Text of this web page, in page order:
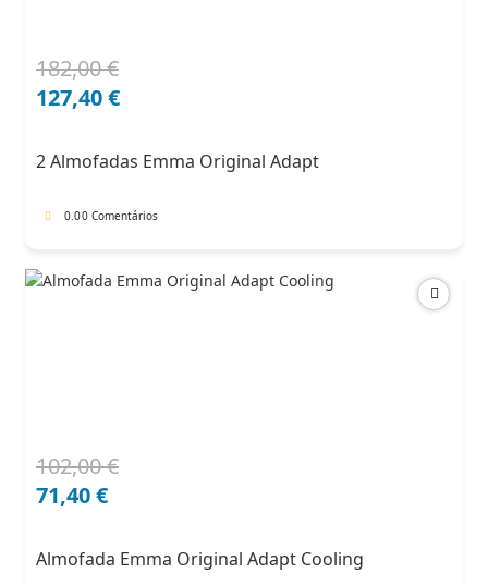
182,00€
O
preço
182,00 €.
127,40€
O
preço
127,40 €.
2 Almofadas Emma Original Adapt
0.00 Comentários
102,00€
O
preço
102,00 €.
71,40€
O
preço
71,40 €.
Almofada Emma Original Adapt Cooling